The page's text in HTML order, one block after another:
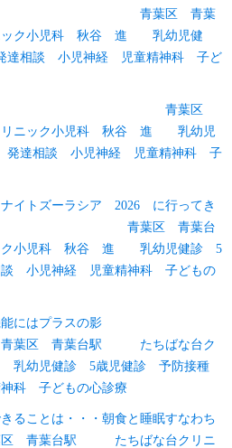
区 青葉
ク小児科 秋谷 進 乳幼児健
相談 小児神経 児童精神科 子ど
中症 青葉区
ニック小児科 秋谷 進 乳幼児
達相談 小児神経 児童精神科 子
イトズーラシア 2026 に行ってき
葉区 青葉台
小児科 秋谷 進 乳幼児健診 5
小児神経 児童精神科 子どもの
にはプラスの影
駅 たちばな台ク
幼児健診 5歳児健診 予防接種
科 子どもの心診療
ることは・・・朝食と睡眠すなわち
台駅 たちばな台クリニ